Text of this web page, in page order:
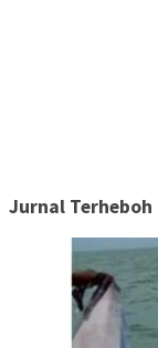
Jurnal Terheboh